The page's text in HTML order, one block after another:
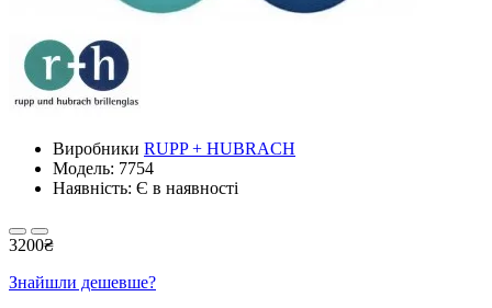
Виробники RUPP + HUBRACH
Модель: 7754
Наявність: Є в наявності
3200₴
Знайшли дешевше?